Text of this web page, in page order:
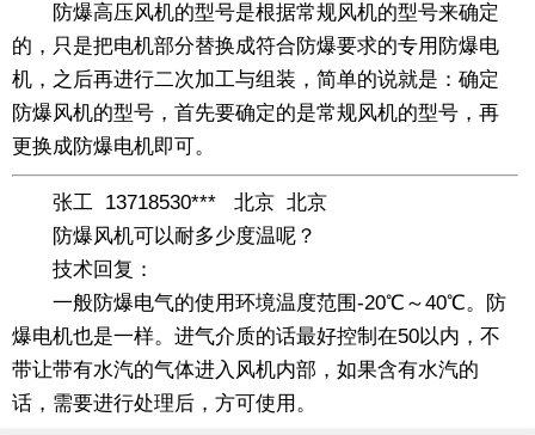
防爆高压风机的型号是根据常规风机的型号来确定
的，只是把电机部分替换成符合防爆要求的专用防爆电
机，之后再进行二次加工与组装，简单的说就是：确定
防爆风机的型号，首先要确定的是常规风机的型号，再
更换成防爆电机即可。
张工 13718530*** 北京 北京
防爆风机可以耐多少度温呢？
技术回复：
一般防爆电气的使用环境温度范围-20℃～40℃。防
爆电机也是一样。进气介质的话最好控制在50以内，不
带让带有水汽的气体进入风机内部，如果含有水汽的
话，需要进行处理后，方可使用。